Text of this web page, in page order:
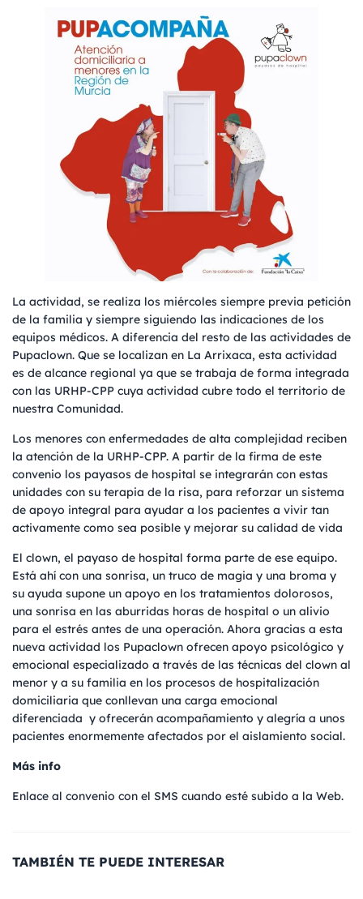
La actividad, se realiza los miércoles siempre previa petición
de la familia y siempre siguiendo las indicaciones de los
equipos médicos. A diferencia del resto de las actividades de
Pupaclown. Que se localizan en La Arrixaca, esta actividad
es de alcance regional ya que se trabaja de forma integrada
con las URHP-CPP cuya actividad cubre todo el territorio de
nuestra Comunidad.
Los menores con enfermedades de alta complejidad reciben
la atención de la URHP-CPP. A partir de la firma de este
convenio los payasos de hospital se integrarán con estas
unidades con su terapia de la risa, para reforzar un sistema
de apoyo integral para ayudar a los pacientes a vivir tan
activamente como sea posible y mejorar su calidad de vida
El clown, el payaso de hospital forma parte de ese equipo.
Está ahí con una sonrisa, un truco de magia y una broma y
su ayuda supone un apoyo en los tratamientos dolorosos,
una sonrisa en las aburridas horas de hospital o un alivio
para el estrés antes de una operación. Ahora gracias a esta
nueva actividad los Pupaclown ofrecen apoyo psicológico y
emocional especializado a través de las técnicas del clown al
menor y a su familia en los procesos de hospitalización
domiciliaria que conllevan una carga emocional
diferenciada y ofrecerán acompañamiento y alegría a unos
pacientes enormemente afectados por el aislamiento social.
Más info
Enlace al convenio con el SMS cuando esté subido a la Web.
TAMBIÉN TE PUEDE INTERESAR